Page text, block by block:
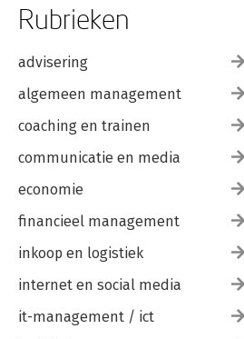
Rubrieken
advisering
algemeen management
coaching en trainen
communicatie en media
economie
financieel management
inkoop en logistiek
internet en social media
it-management / ict